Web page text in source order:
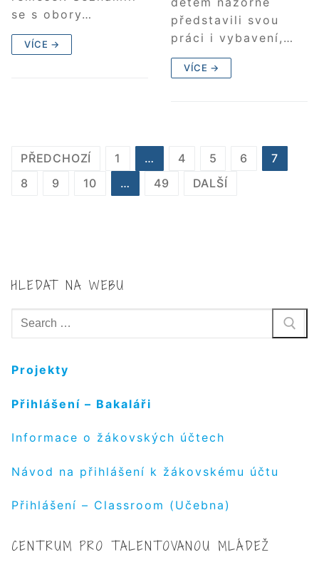
se s obory…
VÍCE →
představili svou
práci i vybavení,…
VÍCE →
STRÁNKOVÁNÍ
PŘÍSPĚVKŮ
PŘEDCHOZÍ 1 … 4 5 6
7
8
9 10 … 49 DALŠÍ
HLEDAT NA WEBU
Hledat:
Projekty
Přihlášení – Bakaláři
Informace o žákovských účtech
Návod na přihlášení k žákovskému účtu
Přihlášení – Classroom (Učebna)
CENTRUM PRO TALENTOVANOU MLÁDEŽ